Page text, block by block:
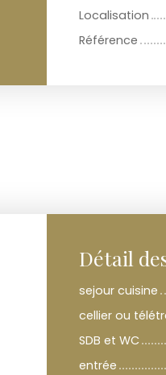
Localisation
Référence
Détail
sejour cuisine
cellier ou
SDB et WC
entrée